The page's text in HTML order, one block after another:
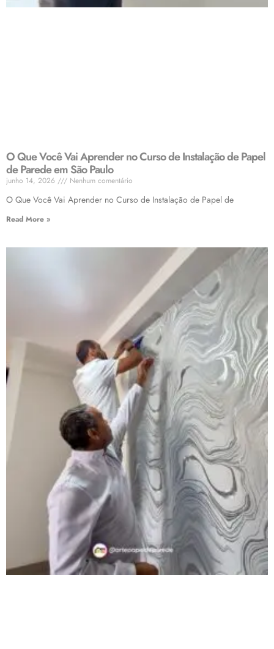
O Que Você Vai Aprender no Curso de Instalação de Papel
de Parede em São Paulo
junho 14, 2026 Nenhum comentário
O Que Você Vai Aprender no Curso de Instalação de Papel de
Read More »